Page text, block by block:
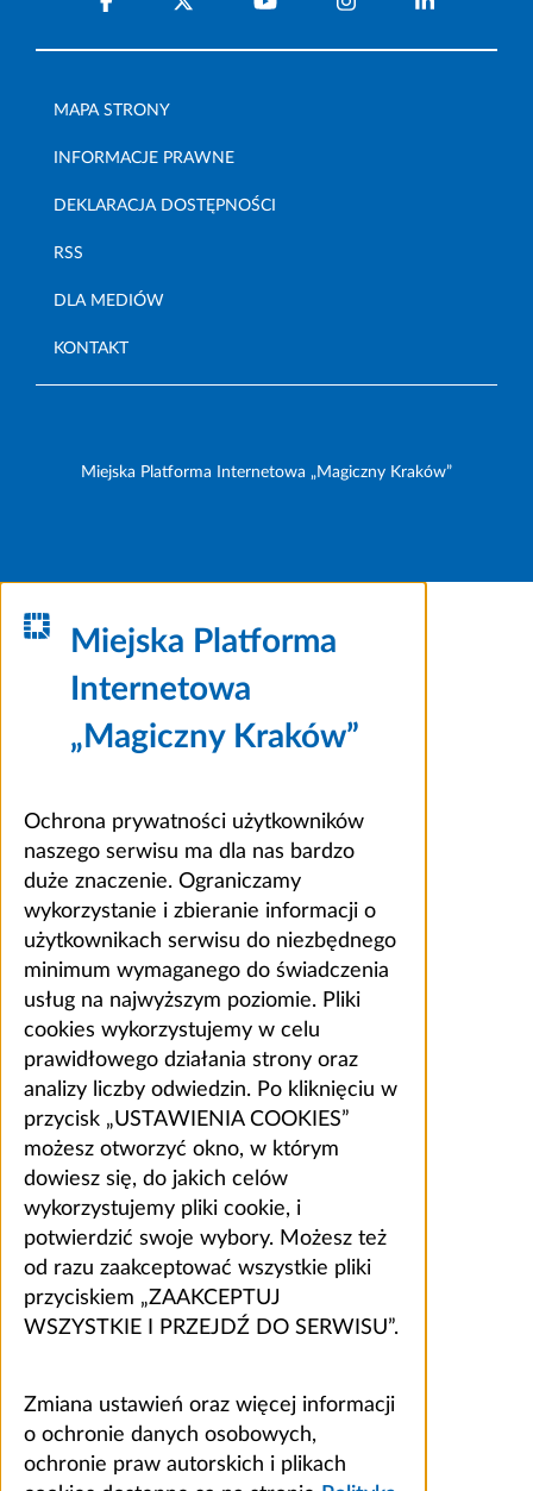
MAPA STRONY
INFORMACJE PRAWNE
DEKLARACJA DOSTĘPNOŚCI
RSS
DLA MEDIÓW
KONTAKT
Miejska Platforma Internetowa „Magiczny Kraków”
Miejska Platforma
Internetowa
„Magiczny Kraków”
Ochrona prywatności użytkowników
naszego serwisu ma dla nas bardzo
duże znaczenie. Ograniczamy
wykorzystanie i zbieranie informacji o
użytkownikach serwisu do niezbędnego
minimum wymaganego do świadczenia
usług na najwyższym poziomie. Pliki
cookies wykorzystujemy w celu
prawidłowego działania strony oraz
analizy liczby odwiedzin. Po kliknięciu w
przycisk „USTAWIENIA COOKIES”
możesz otworzyć okno, w którym
dowiesz się, do jakich celów
wykorzystujemy pliki cookie, i
potwierdzić swoje wybory. Możesz też
od razu zaakceptować wszystkie pliki
przyciskiem „ZAAKCEPTUJ
WSZYSTKIE I PRZEJDŹ DO SERWISU”.
Zmiana ustawień oraz więcej informacji
o ochronie danych osobowych,
ochronie praw autorskich i plikach